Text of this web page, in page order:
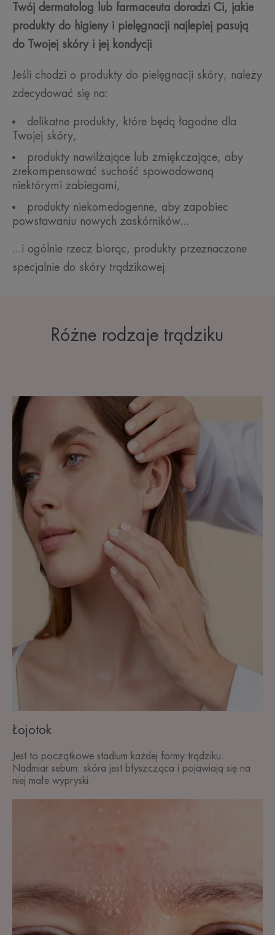
Twój dermatolog lub farmaceuta doradzi Ci, jakie
produkty do higieny i pielęgnacji najlepiej pasują
do Twojej skóry i jej kondycji
Jeśli chodzi o produkty do pielęgnacji skóry, należy
zdecydować się na:
delikatne produkty, które będą łagodne dla
Twojej skóry,
produkty nawilżające lub zmiękczające, aby
zrekompensować suchość spowodowaną
niektórymi zabiegami,
produkty niekomedogenne, aby zapobiec
powstawaniu nowych zaskórników...
...i ogólnie rzecz biorąc, produkty przeznaczone
specjalnie do skóry trądzikowej.
Różne rodzaje trądziku
Łojotok
Jest to początkowe stadium każdej formy trądziku.
Nadmiar sebum: skóra jest błyszcząca i pojawiają się na
niej małe wypryski.